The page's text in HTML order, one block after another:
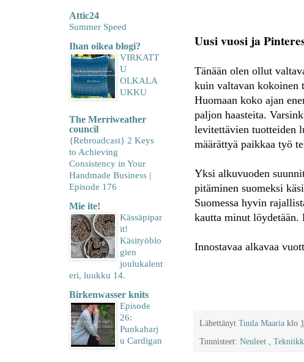
Uusi vuosi ja
Tänään olen ollut
kuin valtavan kokoinen
Huomaan koko ajan
paljon haasteita.
levitettävien tuotteiden
määrättyä paikkaa työ
Yksi alkuvuoden
pitäminen suomeksi
Suomessa hyvin
kautta minut
Innostavaa alkavaa
Lähettänyt Tuula Maaria klo
Tunnisteet: Neuleet
Attic24
Summer Speed
Ihan oikea blogi?
VIRKATT
U
OLKALA
UKKU
The Merriweather
council
{Rebroadcast} 2 Keys
to Achieving
Consistency in Your
Handmade Business |
Episode 176
Mie ite!
Kässäpipar
it!
Käsityöblo
gien
joulukalent
eri, luukku 14.
Birkenwasser knits
Episode
26:
Punkaharj
u Cardigan